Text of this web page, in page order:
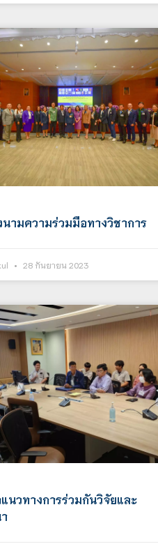
ามความร่วมมือทางวิชาการ
28 กันยายน 2023
นวทางการร่วมกันวิจัยและ